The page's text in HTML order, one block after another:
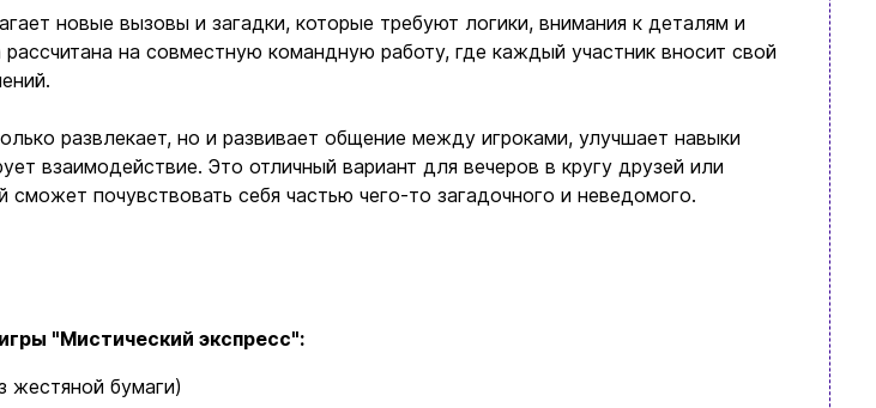
новые вызовы и загадки, которые требуют логики, внимания к деталям и
на совместную командную работу, где каждый участник вносит свой
развлекает, но и развивает общение между игроками, улучшает навыки
взаимодействие. Это отличный вариант для вечеров в кругу друзей или
почувствовать себя частью чего-то загадочного и неведомого.
"Мистический экспресс":
жестяной бумаги)